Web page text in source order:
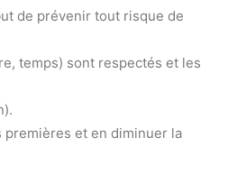
de prévenir tout risque de
temps) sont respectés et les
premières et en diminuer la